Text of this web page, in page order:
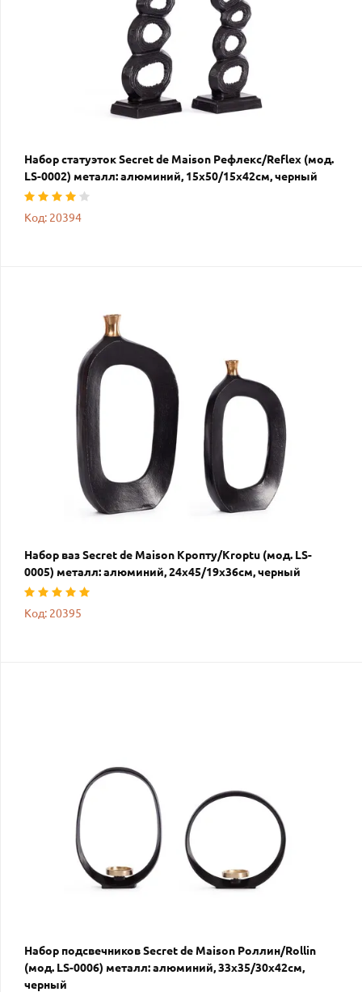
Набор статуэток Secret de Maison Рефлекс/Reflex (мод.
LS-0002) металл: алюминий, 15х50/15х42см, черный
Код: 20394
Набор ваз Secret de Maison Кропту/Kroptu (мод. LS-
0005) металл: алюминий, 24х45/19х36см, черный
Код: 20395
Набор подсвечников Secret de Maison Роллин/Rollin
(мод. LS-0006) металл: алюминий, 33х35/30х42см,
черный